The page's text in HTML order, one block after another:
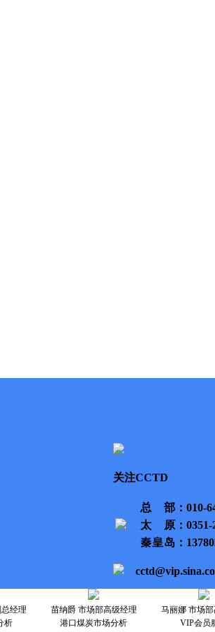
关注CCTD
总部 ：010-
太原 ：
秦皇岛 ：
经理
析
苗纳爵 市场部高级经理
港口煤炭市场分析
马丽娜 市场
VIP会员